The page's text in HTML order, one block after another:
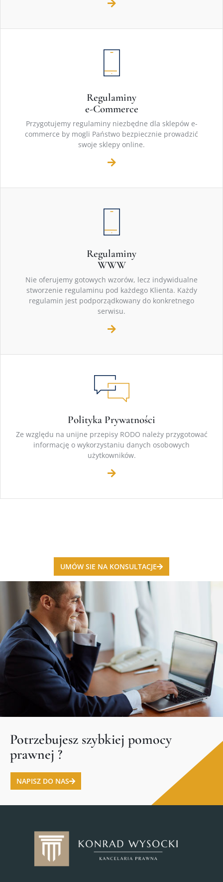
Regulaminy
e-Commerce
Przygotujemy regulaminy niezbędne dla sklepów e-
commerce by mogli Państwo bezpiecznie prowadzić
swoje sklepy online.
Regulaminy
WWW
Nie oferujemy gotowych wzorów, lecz indywidualne
stworzenie regulaminu pod każdego Klienta. Każdy
regulamin jest podporządkowany do konkretnego
serwisu.
Polityka Prywatności
Ze względu na unijne przepisy RODO należy przygotować
informację o wykorzystaniu danych osobowych
użytkowników.
UMÓW SIE NA KONSULTACJE
Potrzebujesz szybkiej pomocy
prawnej ?
NAPISZ DO NAS